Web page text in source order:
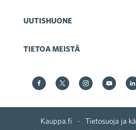
UUTISHUONE
TIETOA MEISTÄ
Kauppa Facebookissa
Kauppa Twitterissä
Kauppa on
Kauppa.fi · Tietosuoja ja